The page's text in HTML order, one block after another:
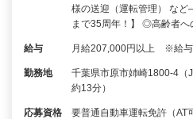
様の送迎（運転管理） な
まで35周年！】 ◎高齢者へ
給与 月給207,000円以上 ※給与
勤務地
千葉県市原市姉崎1800-4（
約13分）
応募資格
要普通自動車運転免許（AT